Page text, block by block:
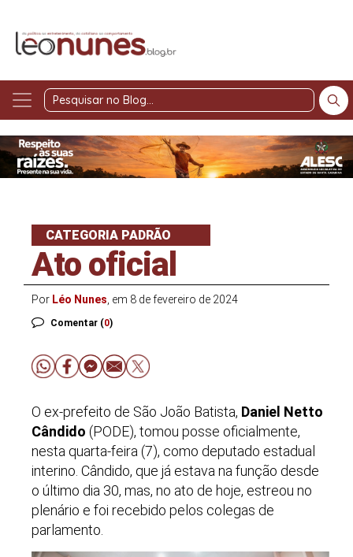
Pesquisar
Blog
CATEGORIA PADRÃO
Ato oficial
Por Léo Nunes , em 8 de fevereiro de 2024
Comentar (0)
O ex-prefeito de São João Batista, Daniel Netto
Cândido (PODE), tomou posse oficialmente,
nesta quarta-feira (7), como deputado estadual
interino. Cândido, que já estava na função desde
o último dia 30, mas, no ato de hoje, estreou no
plenário e foi recebido pelos colegas de
parlamento.